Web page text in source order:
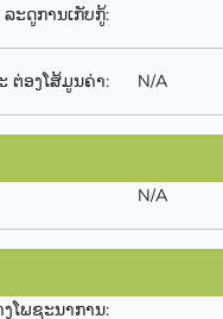
ລະດູການເກັບກູ້:
ຕ່ອງໂສ້ມູນຄ່າ: N/A
N/A
ໂພຊະນາການ: